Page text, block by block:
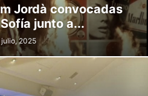
Jordà convocadas
junto a...
julio, 2025